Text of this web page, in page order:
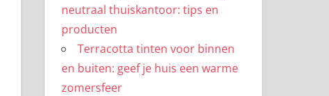
neutraal thuiskantoor: tips en
producten
Terracotta tinten voor binnen
en buiten: geef je huis een warme
zomersfeer